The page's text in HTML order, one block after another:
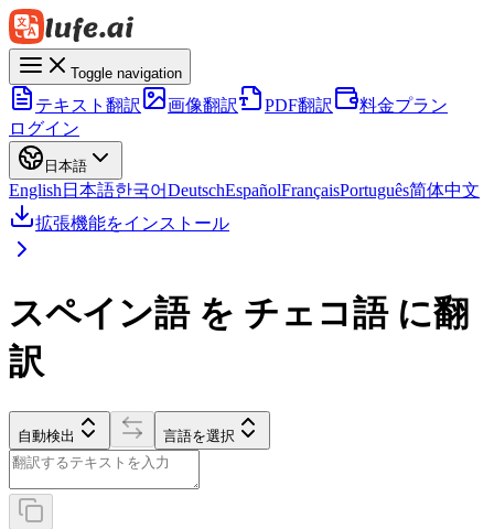
Toggle navigation
テキスト翻訳 画像翻訳 PDF翻訳
料金プラン
ログイン
日本語
English 日本語한국어DeutschEspañolFrançaisPortuguês简体中文
拡張機能をインストール
スペイン語 を チェコ語 に翻
訳
自動検出 言語を選択